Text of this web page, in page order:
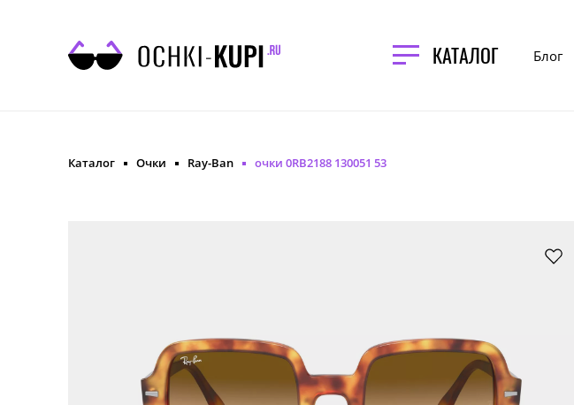
КАТАЛОГ Блог
Каталог Очки Ray-Ban очки 0RB2188 130051 53